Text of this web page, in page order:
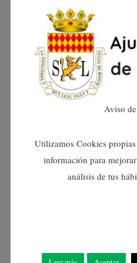
Día de
El 9 de octubre, Día de la
coincide este año con el
honor a la patrona la
manera que a los
procesión cívica con la
Rey Jaume I.
Aviso
Utilizamos Cookies
información para
análisis de tus